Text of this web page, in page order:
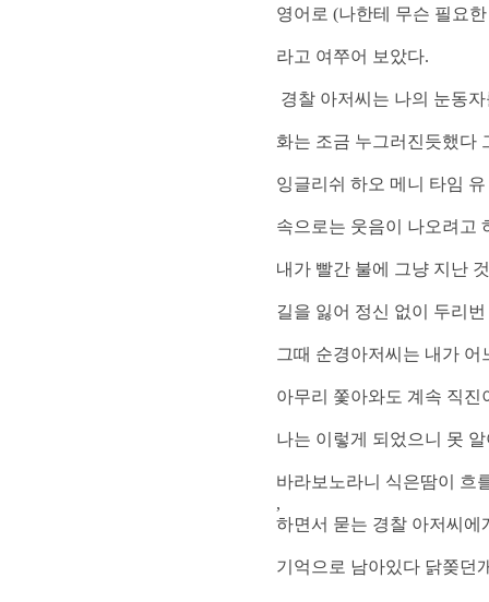
영어로 (나한테 무슨 필요
라고 여쭈어 보았다.
경찰 아저씨는 나의 눈동
화는 조금 누그러진듯했다
잉글리쉬 하오 메니 타임 유
속으로는 웃음이 나오려고
내가 빨간 불에 그냥 지난
길을 잃어 정신 없이 두리
그때 순경아저씨는 내가
아무리 쫓아와도 계속 직
나는 이렇게 되었으니 못
바라보노라니 식은땀이 흐
,
하면서 묻는 경찰 아저씨에
기억으로 남아있다 닭쫒던